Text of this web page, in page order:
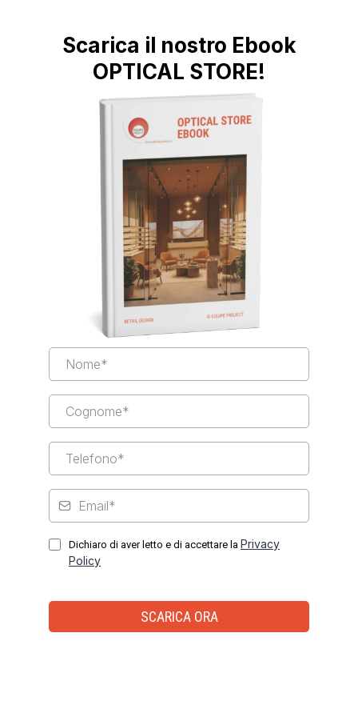
Scarica il nostro Ebook
OPTICAL STORE!
Dichiaro di aver letto e di accettare la Privacy
Policy
SCARICA ORA